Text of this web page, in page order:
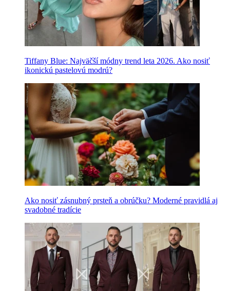
Tiffany Blue: Najväčší módny trend leta 2026. Ako nosiť
ikonickú pastelovú modrú?
Ako nosiť zásnubný prsteň a obrúčku? Moderné pravidlá aj
svadobné tradície